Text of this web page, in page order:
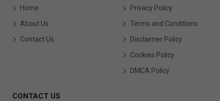
Home
About Us
Contact Us
Privacy Policy
Terms and Conditions
Disclaimer Policy
Cookies Policy
DMCA Policy
CONTACT US